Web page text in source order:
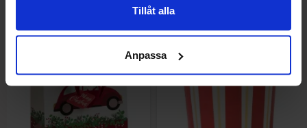
Tillåt alla
Anpassa
-50%